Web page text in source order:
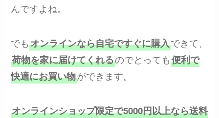
んですよね。
でもオンラインなら自宅ですぐに購入できて、
荷物を家に届けてくれるのでとっても便利で
快適にお買い物ができます。
オンラインショップ限定で5000円以上なら送料